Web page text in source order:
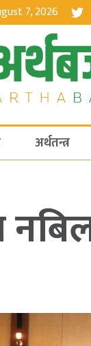
7, 2026
अर्थतन्त्र